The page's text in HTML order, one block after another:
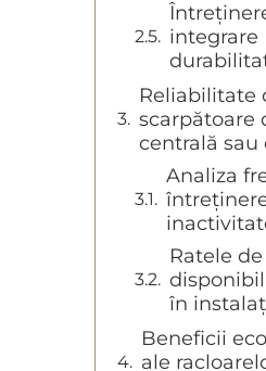
integrare
Reliabilitate
scarpătoare
centrală
Analiza
Ratele
în
Beneficii
ale